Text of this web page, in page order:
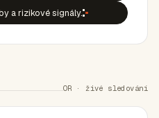
a rizikové signály.
OR · živé sledování